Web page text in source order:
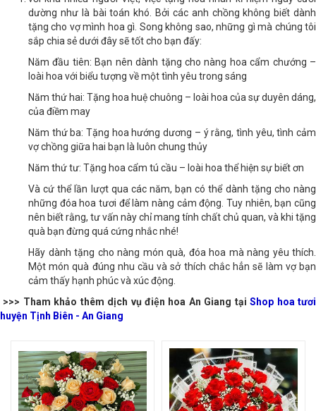
với khá nhiều người Việt, việc tặng hoa nhân kỉ niệm ngày cưới
dường như là bài toán khó. Bởi các anh chồng không biết dành
tặng cho vợ mình hoa gì. Song không sao, những gì mà chúng tôi
sắp chia sẻ dưới đây sẽ tốt cho bạn đấy:
Năm đầu tiên: Bạn nên dành tặng cho nàng hoa cẩm chướng –
loài hoa với biểu tượng về một tình yêu trong sáng
Năm thứ hai: Tặng hoa huệ chuông – loài hoa của sự duyên dáng,
của điềm may
Năm thứ ba: Tặng hoa hướng dương – ý rằng, tình yêu, tình cảm
vợ chồng giữa hai bạn là luôn chung thủy
Năm thứ tư: Tặng hoa cẩm tú cầu – loài hoa thể hiện sự biết ơn
Và cứ thể lần lượt qua các năm, bạn có thể dành tặng cho nàng
những đóa hoa tươi để làm nàng cảm động. Tuy nhiên, bạn cũng
nên biết rằng, tư vấn này chỉ mang tính chất chủ quan, và khi tặng
quà bạn đừng quá cứng nhắc nhé!
Hãy dành tặng cho nàng món quà, đóa hoa mà nàng yêu thích.
Một món quà đúng nhu cầu và sở thích chắc hẳn sẽ làm vợ bạn
cảm thấy hạnh phúc và xúc động.
>>> Tham khảo thêm dịch vụ điện hoa An Giang tại
Shop hoa tươi
huyện Tịnh Biên - An Giang